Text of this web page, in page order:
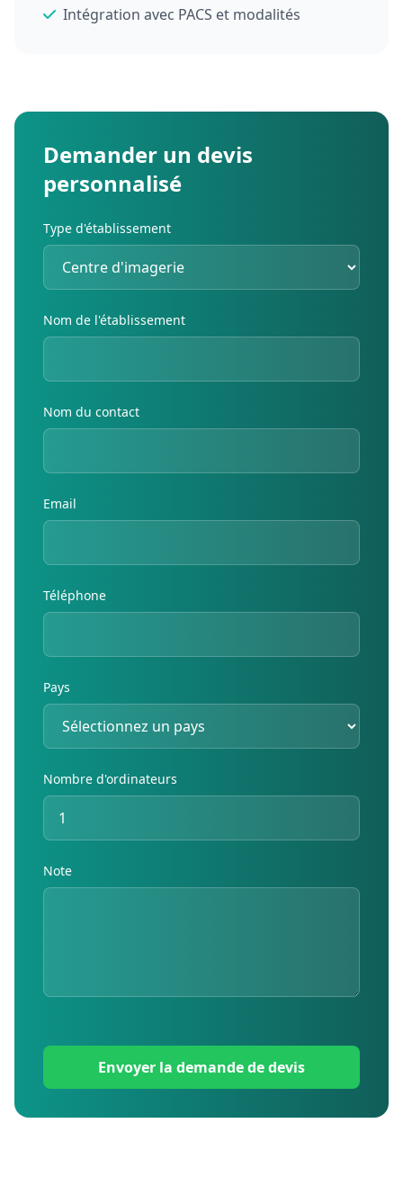
Intégration avec PACS et modalités
Demander un devis
personnalisé
Type d'établissement
Nom de l'établissement
Nom du contact
Email
Téléphone
Pays
Nombre d'ordinateurs
Note
Envoyer la demande de devis